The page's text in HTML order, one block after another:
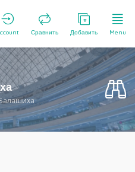
Сравнить Добавить Menu